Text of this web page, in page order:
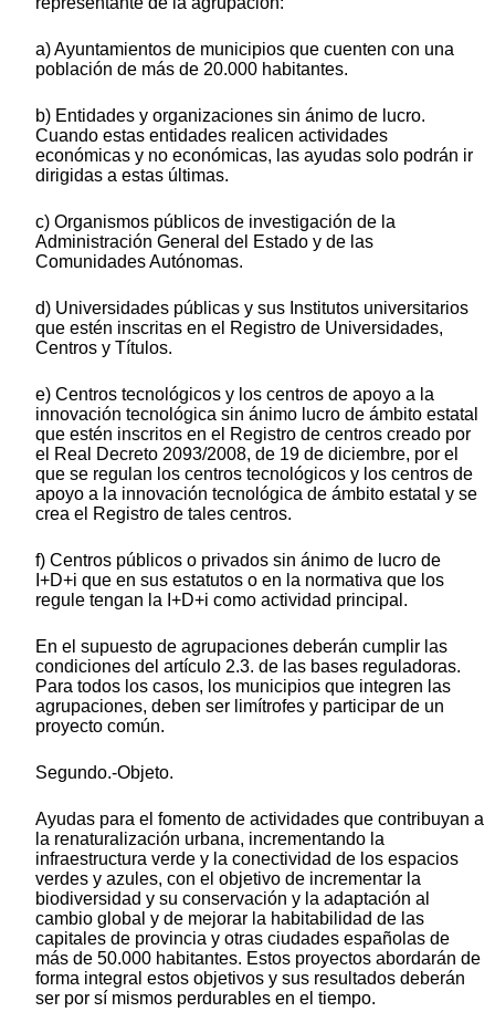
a) Ayuntamientos de municipios que cuenten con una
población de más de 20.000 habitantes.
b) Entidades y organizaciones sin ánimo de lucro.
Cuando estas entidades realicen actividades
económicas y no económicas, las ayudas solo podrán ir
dirigidas a estas últimas.
c) Organismos públicos de investigación de la
Administración General del Estado y de las
Comunidades Autónomas.
d) Universidades públicas y sus Institutos universitarios
que estén inscritas en el Registro de Universidades,
Centros y Títulos.
e) Centros tecnológicos y los centros de apoyo a la
innovación tecnológica sin ánimo lucro de ámbito estatal
que estén inscritos en el Registro de centros creado por
el Real Decreto 2093/2008, de 19 de diciembre, por el
que se regulan los centros tecnológicos y los centros de
apoyo a la innovación tecnológica de ámbito estatal y se
crea el Registro de tales centros.
f) Centros públicos o privados sin ánimo de lucro de
I+D+i que en sus estatutos o en la normativa que los
regule tengan la I+D+i como actividad principal.
En el supuesto de agrupaciones deberán cumplir las
condiciones del artículo 2.3. de las bases reguladoras.
Para todos los casos, los municipios que integren las
agrupaciones, deben ser limítrofes y participar de un
proyecto común.
Segundo.-Objeto.
Ayudas para el fomento de actividades que contribuyan a
la renaturalización urbana, incrementando la
infraestructura verde y la conectividad de los espacios
verdes y azules, con el objetivo de incrementar la
biodiversidad y su conservación y la adaptación al
cambio global y de mejorar la habitabilidad de las
capitales de provincia y otras ciudades españolas de
más de 50.000 habitantes. Estos proyectos abordarán de
forma integral estos objetivos y sus resultados deberán
ser por sí mismos perdurables en el tiempo.